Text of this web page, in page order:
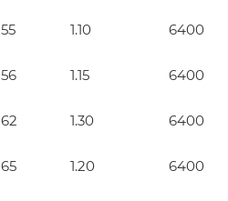
55 1.10 6400
56 1.15 6400
62 1.30 6400
65 1.20 6400